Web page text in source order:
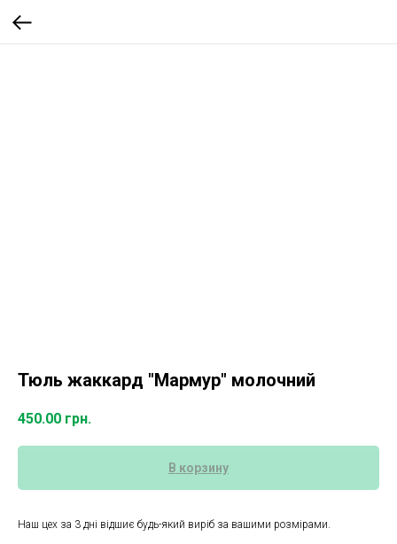
Тюль жаккард "Мармур" молочний
450.00 грн.
В корзину
Наш цех за 3 дні відшиє будь-який виріб за вашими розмірами.